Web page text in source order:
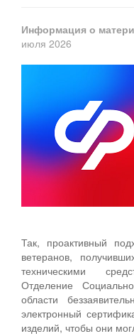
Информация о
июля 2026
Так, проактивный
ветеранов,
техническими
Отделение
области
электронный
изделий, чтобы они